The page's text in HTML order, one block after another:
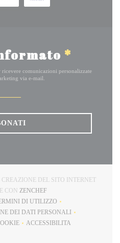
*
comunicazioni personalizzate
via e-mail.
DEL SITO INTERNET
CON ZENCHEF((APRE UNA NUOVA
DI UTILIZZO
DEI DATI PERSONALI
ACCESSIBILITA